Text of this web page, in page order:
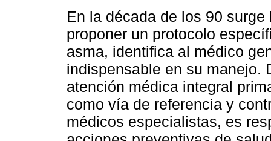
En la década de los 90
proponer un protocolo
asma, identifica al médico
indispensable en su manejo.
atención médica integral
como vía de referencia y
médicos especialistas, es